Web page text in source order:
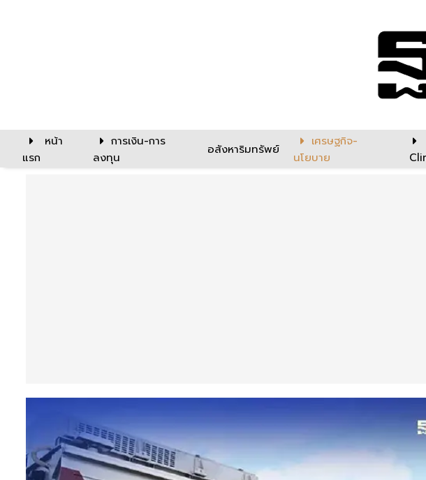
หน้า
แรก
การเงิน-การ
ลงทุน
อสังหาริมทรัพย์
เศรษฐกิจ-
นโยบาย